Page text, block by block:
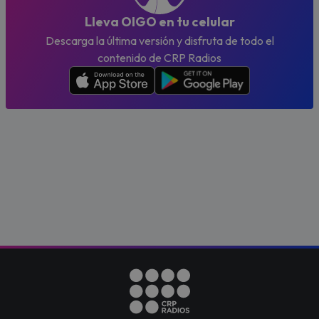
Lleva OIGO en tu celular
Descarga la última versión y disfruta de todo el
contenido de CRP Radios